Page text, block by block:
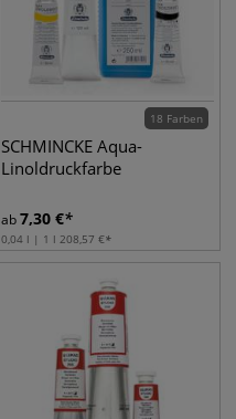
18 Farben
SCHMINCKE Aqua-
Linoldruckfarbe
ab7,30 €
0,04 l | 1 l 208,57 €